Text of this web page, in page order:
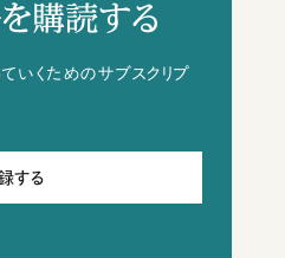
購読する
いくためのサブスクリプ
する